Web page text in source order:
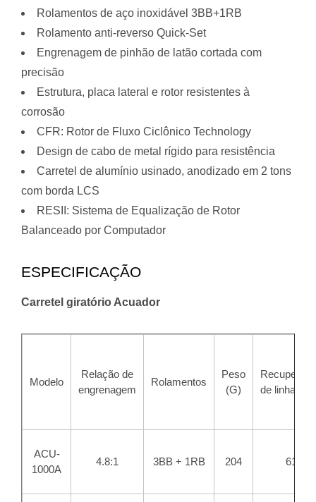
Rolamentos de aço inoxidável 3BB+1RB
Rolamento anti-reverso Quick-Set
Engrenagem de pinhão de latão cortada com
precisão
Estrutura, placa lateral e rotor resistentes à
corrosão
CFR: Rotor de Fluxo Ciclônico Technology
Design de cabo de metal rígido para resistência
Carretel de alumínio usinado, anodizado em 2 tons
com borda LCS
RESII: Sistema de Equalização de Rotor
Balanceado por Computador
ESPECIFICAÇÃO
Carretel giratório Acuador
Modelo
Relação de
engrenagem
Rolamentos
Peso
(G)
de linha
ACU-
1000A
4.8:1 3BB + 1RB 204 61